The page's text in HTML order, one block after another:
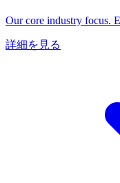
Our core industry focus.
詳細を見る